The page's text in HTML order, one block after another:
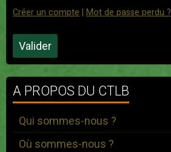
Créer un compte Mot de passe perdu ?
Valider
A PROPOS DU CTLB
Qui sommes-nous ?
Où sommes-nous ?